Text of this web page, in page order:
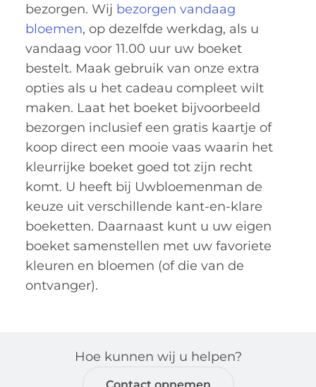
bezorgen. Wij bezorgen vandaag
bloemen, op dezelfde werkdag, als u
vandaag voor 11.00 uur uw boeket
bestelt. Maak gebruik van onze extra
opties als u het cadeau compleet wilt
maken. Laat het boeket bijvoorbeeld
bezorgen inclusief een gratis kaartje of
koop direct een mooie vaas waarin het
kleurrijke boeket goed tot zijn recht
komt. U heeft bij Uwbloemenman de
keuze uit verschillende kant-en-klare
boeketten. Daarnaast kunt u uw eigen
boeket samenstellen met uw favoriete
kleuren en bloemen (of die van de
ontvanger).
Hoe kunnen wij u helpen?
Contact opnemen